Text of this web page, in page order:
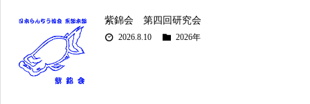
紫錦会 第四回研究会
2026.8.10 2026年